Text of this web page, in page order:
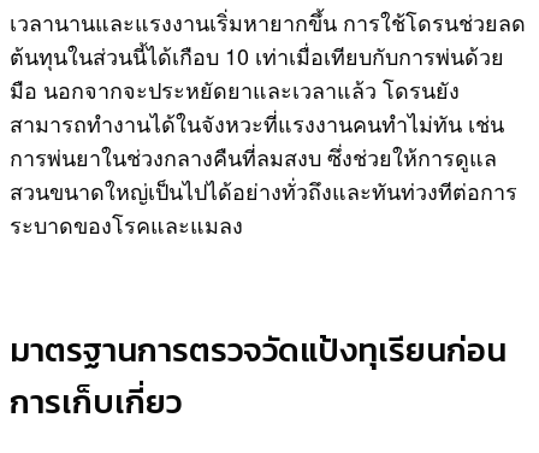
เวลานานและแรงงานเริ่มหายากขึ้น การใช้โดรนช่วยลด
ต้นทุนในส่วนนี้ได้เกือบ 10 เท่าเมื่อเทียบกับการพ่นด้วย
มือ นอกจากจะประหยัดยาและเวลาแล้ว โดรนยัง
สามารถทำงานได้ในจังหวะที่แรงงานคนทำไม่ทัน เช่น
การพ่นยาในช่วงกลางคืนที่ลมสงบ ซึ่งช่วยให้การดูแล
สวนขนาดใหญ่เป็นไปได้อย่างทั่วถึงและทันท่วงทีต่อการ
ระบาดของโรคและแมลง
มาตรฐานการตรวจวัดแป้งทุเรียนก่อน
การเก็บเกี่ยว